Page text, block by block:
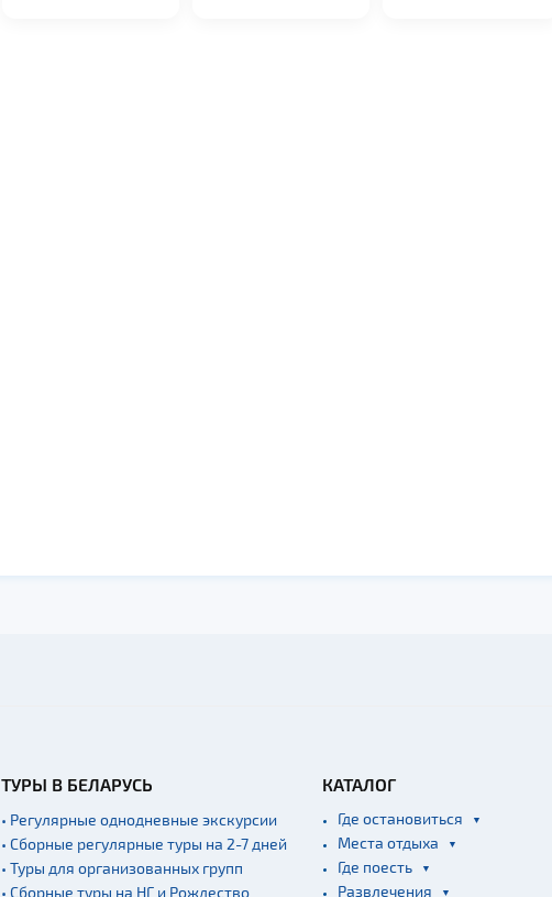
ТУРЫ В БЕЛАРУСЬ
• Регулярные однодневные экскурсии
• Сборные регулярные туры на 2-7 дней
• Туры для организованных групп
• Сборные туры на НГ и Рождество
КАТАЛОГ
Где остановиться
Места отдыха
Где поесть
Развлечения